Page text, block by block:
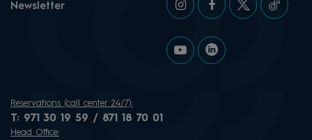
Newsletter
Reservations (call center 24/7):
T: 971 30 19 59 / 871 18 70 01
Head Office: